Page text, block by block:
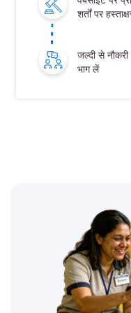
शर्तों पर
जल्दी से
भाग लें